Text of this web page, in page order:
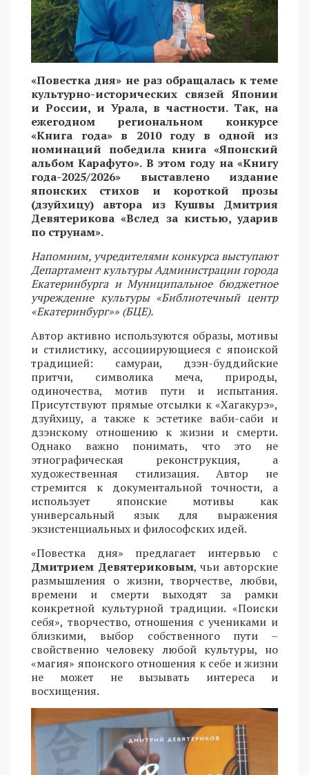
«Повестка дня» не раз обращалась к теме
культурно-исторических связей Японии
и России, и Урала, в частности. Так, на
ежегодном региональном конкурсе
«Книга года» в 2010 году в одной из
номинаций победила книга «Японский
альбом Карафуто». В этом году на «Книгу
года-2025/2026» выставлено издание
японских стихов и короткой прозы
(дзуйхицу) автора из Кушвы Дмитрия
Девятерикова «Вслед за кистью, ударив
по струнам».
Напомним, учредителями конкурса выступают
Департамент культуры Администрации города
Екатеринбурга и Муниципальное бюджетное
учреждение культуры «Библиотечный центр
«Екатеринбург»» (БЦЕ).
Автор активно используются образы, мотивы
и стилистику, ассоциирующиеся с японской
традицией: самураи, дзэн-буддийские
притчи, символика меча, природы,
одиночества, мотив пути и испытания.
Присутствуют прямые отсылки к «Хагакурэ»,
дзуйхицу, а также к эстетике ваби-саби и
дзэнскому отношению к жизни и смерти.
Однако важно понимать, что это не
этнографическая реконструкция, а
художественная стилизация. Автор не
стремится к документальной точности, а
использует японские мотивы как
универсальный язык для выражения
экзистенциальных и философских идей.
«Повестка дня» предлагает интервью с
Дмитрием Девятериковым, чьи авторские
размышления о жизни, творчестве, любви,
времени и смерти выходят за рамки
конкретной культурной традиции. «Поиски
себя», творчество, отношения с учениками и
близкими, выбор собственного пути –
свойственно человеку любой культуры, но
«магия» японского отношения к себе и жизни
не может не вызывать интереса и
восхищения.